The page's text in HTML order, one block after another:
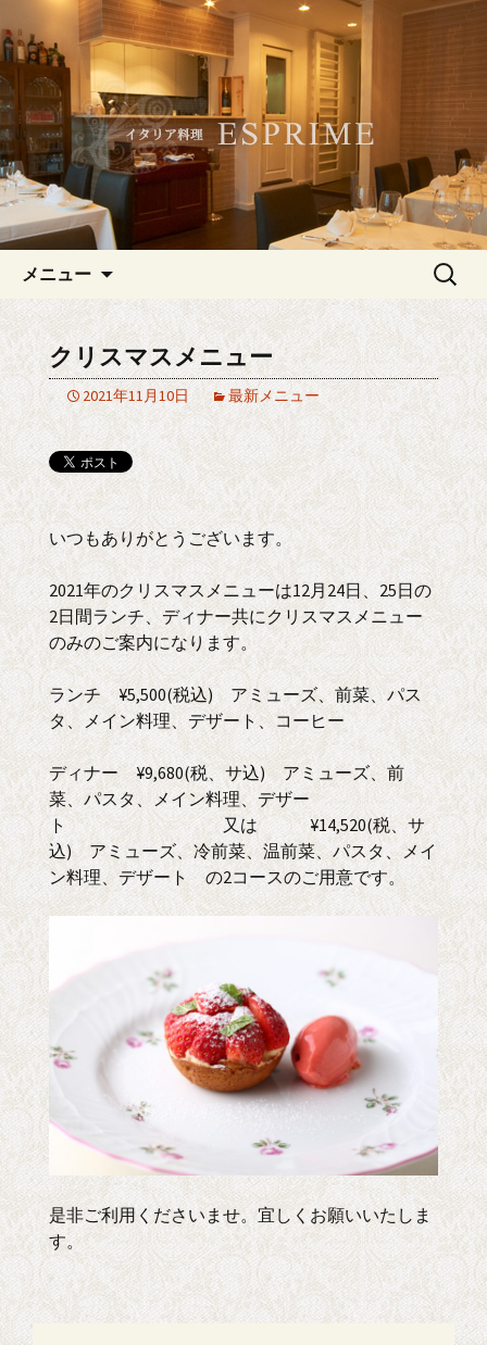
白金・広尾のイタリアン
「ESPRIME（エスプリメ）」
記念日やデートにおすすめ、白金・広
尾のイタリアン「ESPRIME（エスプリ
メ）」
メニュー
検
クリスマスメニュー
2021年11月10日 最新メニュー
いつもありがとうございます。
2021年のクリスマスメニューは12月24日、25日の
2日間ランチ、ディナー共にクリスマスメニュー
のみのご案内になります。
ランチ ¥5,500(税込) アミューズ、前菜、パス
タ、メイン料理、デザート、コーヒー
ディナー ¥9,680(税、サ込) アミューズ、前
菜、パスタ、メイン料理、デザー
ト 又は ¥14,520(税、サ
込) アミューズ、冷前菜、温前菜、パスタ、メイ
ン料理、デザート の2コースのご用意です。
是非ご利用くださいませ。宜しくお願いいたしま
す。